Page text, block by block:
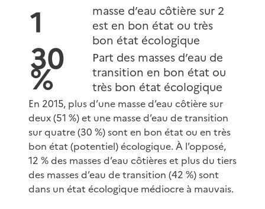
1
masse d’eau côtière sur 2
est en bon état ou très
bon état écologique
30
%
Part des masses d’eau de
transition en bon état ou
très bon état écologique
En 2015, plus d’une masse d’eau côtière sur
deux (51 %) et une masse d’eau de transition
sur quatre (30 %) sont en bon état ou en très
bon état (potentiel) écologique. À l’opposé,
12 % des masses d’eau côtières et plus du tiers
des masses d’eau de transition (42 %) sont
dans un état écologique médiocre à mauvais.